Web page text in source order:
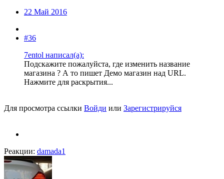
22 Май 2016
#36
7entol написал(а):
Подскажите пожалуйста, где изменить название
магазина ? А то пишет Демо магазин над URL.
Нажмите для раскрытия...
Для просмотра ссылки Войди или Зарегистрируйся
Реакции: damada1